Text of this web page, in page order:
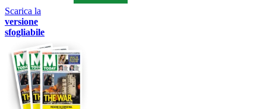
Scarica la
versione
sfogliabile